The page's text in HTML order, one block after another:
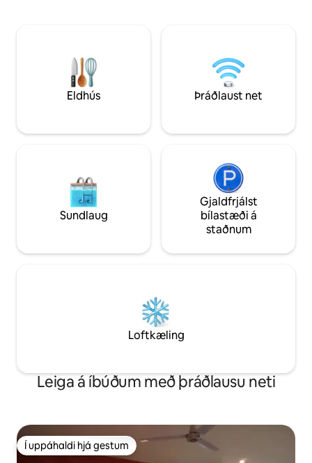
Veitingastaðir og matvöruverslanir í
göngufæri. Innifalin þjónusta við
ræstingarkonu og sundlaug. Köttur fyrir
þæginda og stíls.
veitingastöðum
nágrenninu og
ölduhljóðinu.
Eldhús Þráðlaust net
Sundlaug
Gjaldfrjálst
bílastæði á
staðnum
Loftkæling
Leiga á íbúðum með þráðlausu neti
Í uppáhaldi hjá gestum
Í uppáhaldi hjá gestum